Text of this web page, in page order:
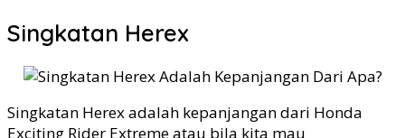
Singkatan Herex
Singkatan Herex adalah kepanjangan dari Honda
Exciting Rider Extreme atau bila kita mau